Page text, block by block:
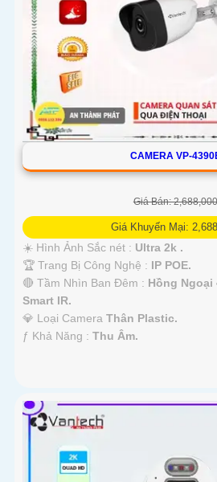
CAMERA VP-
Giá Bán:
Giá Khuyến Mại:
☀️ Hình Ảnh Sắc nét : Ultra 2k .
🏆 Trang Bị Công Nghệ : IP POE.
🔴 Tầm Nhìn Ban Đêm : Hồng Ngoại
Smart IR.
💎 Loại Camera Thân Plastic.
️ƒ Khả Năng : Thu Âm.